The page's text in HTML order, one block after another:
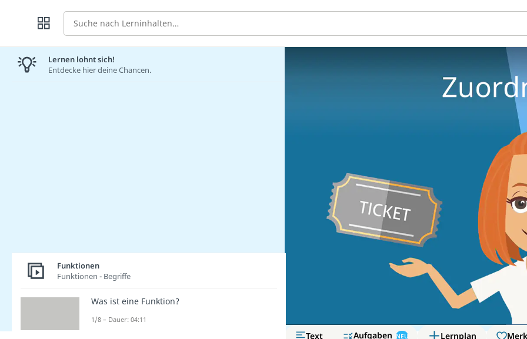
Suche
Text Aufgaben NEU Lernplan
Lernen lohnt sich!
Entdecke hier deine Chancen.
Funktionen
Funktionen - Begriffe
Was ist eine Funktion?
1/8 – Dauer: 04:11